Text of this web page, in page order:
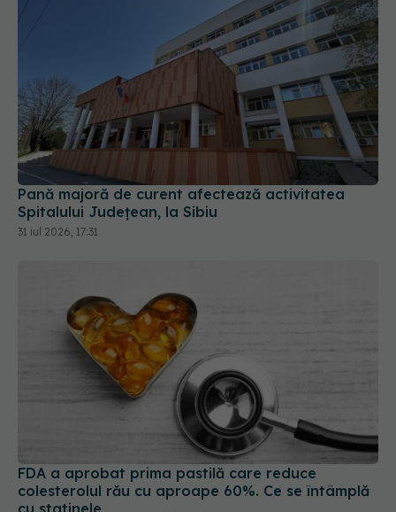
Pană majoră de curent afectează activitatea
Spitalului Județean, la Sibiu
31 iul 2026, 17:31
FDA a aprobat prima pastilă care reduce
colesterolul rău cu aproape 60%. Ce se întâmplă
cu statinele